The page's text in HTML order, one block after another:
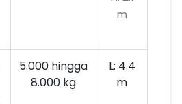
m
5.000 hingga
8.000 kg
L: 4.4
m